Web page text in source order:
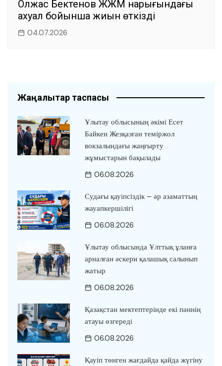
Олжас Бектенов ЖЖМ нарығындағы
ахуал бойынша жиын өткізді
04.07.2026
Жаңалықтар таспасы
Ұлытау облысының әкімі Есет
Байкен Жезқазған теміржол
вокзалындағы жаңғырту
жұмыстарын бақылады
06.08.2026
Судағы қауіпсіздік – әр азаматтың
жауапкершілігі
06.08.2026
Ұлытау облысында Ұлттық ұланға
арналған әскери қалашық салынып
жатыр
06.08.2026
Қазақстан мектептерінде екі пәннің
атауы өзгереді
06.08.2026
Қауіп төнген жағдайда қайда жүгіну